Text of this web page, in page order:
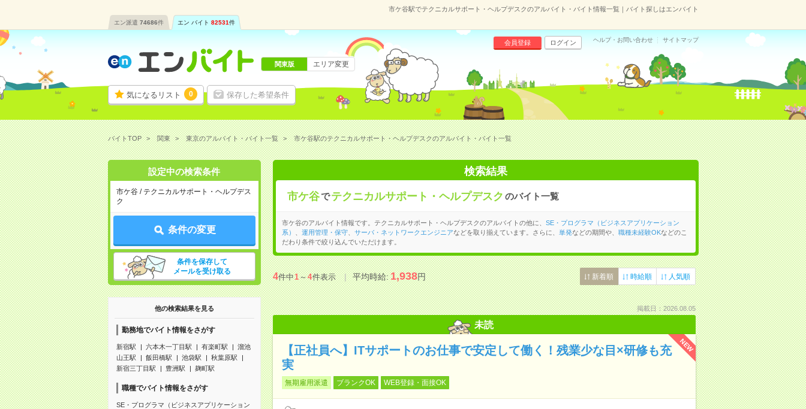
市ケ谷駅でテクニカルサポート・ヘルプデスクのアルバイト・バイト情報一覧｜バイト探しはエンバイト
エン派遣 74686件 エン バイト 82531件
気になるリスト 0 保存した希望条件
会員登録 ログイン ヘルプ・お問い合わせ サイトマップ
関東版 エリア変更
バイトTOP 関東 東京のアルバイト・バイト一覧 市ケ谷駅のテクニカルサポート・ヘルプデスクのアルバイト・バイト一覧
設定中の検索条件
市ケ谷 / テクニカルサポート・ヘルプデス
ク
条件の変更
条件を保存して
メールを受け取る
他の検索結果を見る
勤務地でバイト情報をさがす
新宿駅 六本木一丁目駅 有楽町駅
溜池
山王駅
飯田橋駅 池袋駅
秋葉原駅
新宿三丁目駅
豊洲駅 麹町駅
職種でバイト情報をさがす
SE・プログラマ（ビジネスアプリケーション
検索結果
市ケ谷で テクニカルサポート・ヘルプデスク のバイト一覧
市ケ谷のアルバイト情報です。テクニカルサポート・ヘルプデスクのアルバイトの他に、 SE・プログラマ（ビジネスアプリケーション
系）
運用管理・保守、 サーバ・ネットワークエンジニアなどを取り揃えています。さらに、 単発などの期間や、 職種未経験OKなどのこ
だわり条件で絞り込んでいただけます。
4件中1～4件表示 平均時給:1,938円 新着順 時給順 人気順
掲載日：2026.08.05
未読
NEW
【正社員へ】ITサポートのお仕事で安定して働く！残業少な目×研修も充
実
無期雇用派遣 ブランクOK WEB登録・面接OK